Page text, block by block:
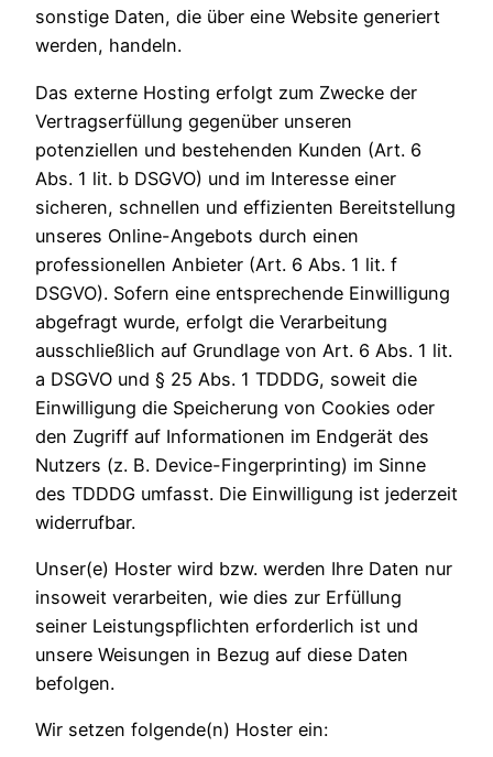
sonstige Daten, die über eine Website generiert
werden, handeln.
Das externe Hosting erfolgt zum Zwecke der
Vertragserfüllung gegenüber unseren
potenziellen und bestehenden Kunden (Art. 6
Abs. 1 lit. b DSGVO) und im Interesse einer
sicheren, schnellen und effizienten Bereitstellung
unseres Online-Angebots durch einen
professionellen Anbieter (Art. 6 Abs. 1 lit. f
DSGVO). Sofern eine entsprechende Einwilligung
abgefragt wurde, erfolgt die Verarbeitung
ausschließlich auf Grundlage von Art. 6 Abs. 1 lit.
a DSGVO und § 25 Abs. 1 TDDDG, soweit die
Einwilligung die Speicherung von Cookies oder
den Zugriff auf Informationen im Endgerät des
Nutzers (z. B. Device-Fingerprinting) im Sinne
des TDDDG umfasst. Die Einwilligung ist jederzeit
widerrufbar.
Unser(e) Hoster wird bzw. werden Ihre Daten nur
insoweit verarbeiten, wie dies zur Erfüllung
seiner Leistungspflichten erforderlich ist und
unsere Weisungen in Bezug auf diese Daten
befolgen.
Wir setzen folgende(n) Hoster ein: